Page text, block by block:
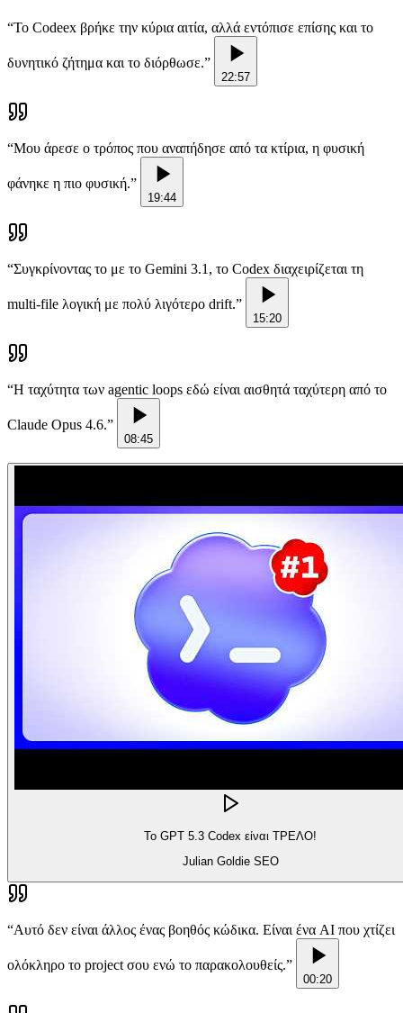
“Το Codeex βρήκε την κύρια αιτία, αλλά εντόπισε επίσης και το
δυνητικό ζήτημα και το διόρθωσε.”
22:57
“Μου άρεσε ο τρόπος που αναπήδησε από τα κτίρια, η φυσική
φάνηκε η πιο φυσική.”
19:44
“Συγκρίνοντας το με το Gemini 3.1, το Codex διαχειρίζεται τη
multi-file λογική με πολύ λιγότερο drift.”
15:20
“Η ταχύτητα των agentic loops εδώ είναι αισθητά ταχύτερη από το
Claude Opus 4.6.”
08:45
Το GPT 5.3 Codex είναι ΤΡΕΛΟ!
Julian Goldie SEO
“Αυτό δεν είναι άλλος ένας βοηθός κώδικα. Είναι ένα AI που χτίζει
ολόκληρο το project σου ενώ το παρακολουθείς.”
00:20